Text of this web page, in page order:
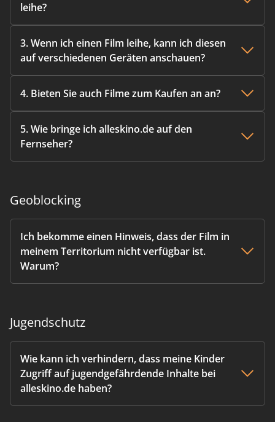
leihe?
3. Wenn ich einen Film leihe, kann ich diesen
auf verschiedenen Geräten anschauen?
4. Bieten Sie auch Filme zum Kaufen an an?
5. Wie bringe ich alleskino.de auf den
Fernseher?
Geoblocking
Ich bekomme einen Hinweis, dass der Film in
meinem Territorium nicht verfügbar ist.
Warum?
Jugendschutz
Wie kann ich verhindern, dass meine Kinder
Zugriff auf jugendgefährdende Inhalte bei
alleskino.de haben?